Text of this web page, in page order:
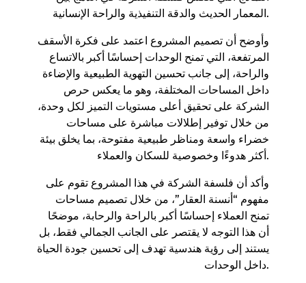
المعمار الحديث والدقة التنفيذية والراحة الإنسانية.
وأوضح أن تصميم المشروع اعتمد على فكرة الأسقف
المرتفعة، التي تمنح الوحدات إحساسًا أكبر بالاتساع
والراحة، إلى جانب تحسين التهوية الطبيعية والإضاءة
داخل المساحات المختلفة، وهو ما يعكس حرص
الشركة على تحقيق أعلى مستويات التميز لكل وحدة،
من خلال توفير إطلالات مباشرة على مساحات
خضراء واسعة ومناظر طبيعية مفتوحة، بما يخلق بيئة
أكثر هدوءًا وخصوصية للسكان والعملاء.
وأكد أن فلسفة الشركة في هذا المشروع تقوم على
مفهوم “أنسنة العقار”، من خلال تصميم مساحات
تمنح العملاء إحساسًا أكبر بالراحة والرحابة، موضحًا
أن هذا التوجه لا يقتصر على الجانب الجمالي فقط، بل
يستند إلى رؤية هندسية تهدف إلى تحسين جودة الحياة
داخل الوحدات.